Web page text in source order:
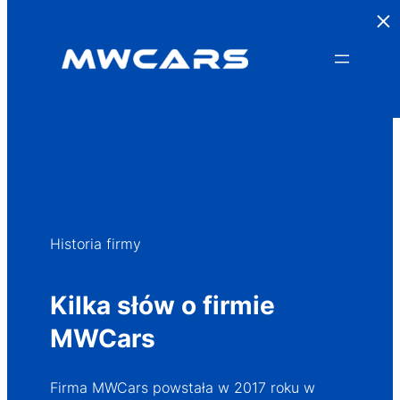
Historia firmy
Kilka słów o firmie
MWCars
Firma MWCars powstała w 2017 roku w
×